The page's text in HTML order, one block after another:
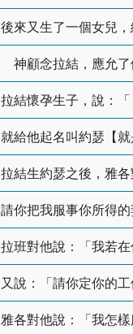
後來又生了一個女兒，
神顧念拉結，應允了
拉結懷孕生子，說：
就給他起名叫約瑟【
拉結生約瑟之後，雅
請你把我服事你所得
拉班對他說：「我若
又說：「請你定你的工
雅各對他說：「我怎